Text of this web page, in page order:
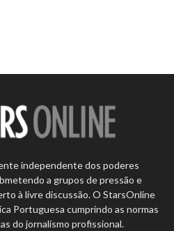
independente dos poderes
a grupos de pressão e
à livre discussão. O StarsOnline
Portuguesa cumprindo as normas
do jornalismo profissional.